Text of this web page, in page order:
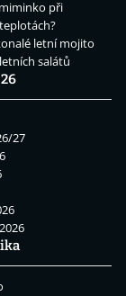
při
letní mojito
salátů
27